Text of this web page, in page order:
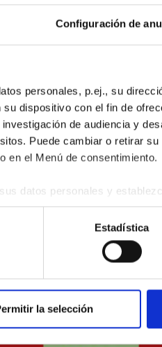
Configuración de
personales, p.ej., su
dispositivo con el fin de
de audiencia y
Puede cambiar o retirar
en el Menú de consentimiento.
datos personales y
momento en la
el contenido y los anuncios,
sobre el uso que haga del
de sus servicios.
Estadística
la selección
sociales.
información de la